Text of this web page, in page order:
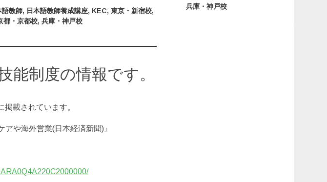
兵庫・神戸校
語教師, 日本語教師養成講座, KEC,東京・新宿校,
都・京都校,兵庫・神戸校
能制度の情報です。
載されています。
アや海外営業(日本経済新聞)』